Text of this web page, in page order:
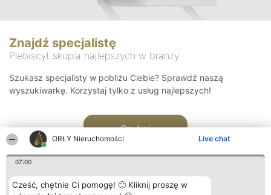
ORŁY Nieruchomości Live chat
07:00
Cześć, chętnie Ci pomogę! 🙂 Kliknij proszę w
Znajdź specjalistę
Plebiscyt skupia najlepszych w branży
Szukasz specjalisty w pobliżu Ciebie? Sprawdź naszą
wyszukiwarkę. Korzystaj tylko z usług najlepszych!
Szukaj